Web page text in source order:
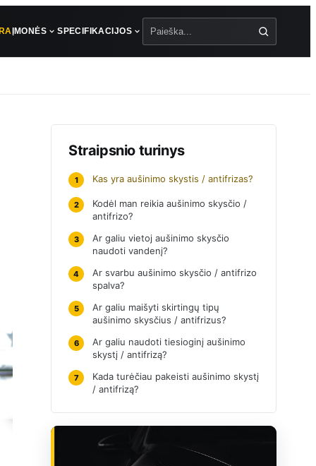
ĮMONĖS SPECIFIKACIJOS
Straipsnio turinys
1 Kas yra aušinimo skystis / antifrizas?
2
Kodėl man reikia aušinimo skysčio /
antifrizo?
3
Ar galiu vietoj aušinimo skysčio
naudoti vandenį?
4
Ar svarbu aušinimo skysčio / antifrizo
spalva?
5
Ar galiu maišyti skirtingų tipų
aušinimo skysčius / antifrizus?
6
Ar galiu naudoti tiesioginį aušinimo
skystį / antifrizą?
7
Kada turėčiau pakeisti aušinimo skystį
/ antifrizą?